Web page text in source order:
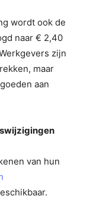
wordt ook de
naar € 2,40
zijn
maar
aan
van hun